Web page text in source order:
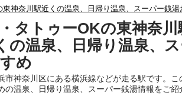
神奈川駅近くの温泉、日帰り温泉、スーパー銭湯
タトゥーOKの東神奈川
の温泉、日帰り温泉、
め
市神奈川区にある横浜線などが走る駅です。
温泉、日帰り温泉、スーパー銭湯情報をご紹